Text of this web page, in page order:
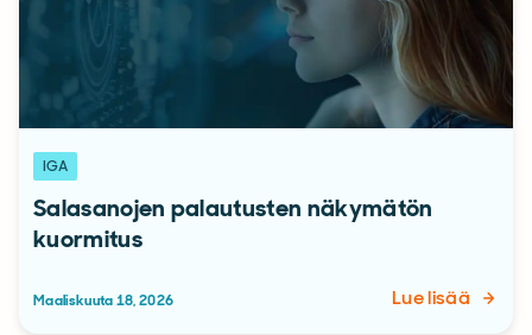
IGA
Salasanojen palautusten näkymätön
kuormitus
Maaliskuuta 18, 2026 Lue lisää